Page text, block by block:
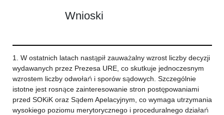
Wnioski
1. W ostatnich latach nastąpił zauważalny wzrost liczby decyzji
wydawanych przez Prezesa URE, co skutkuje jednoczesnym
wzrostem liczby odwołań i sporów sądowych. Szczególnie
istotne jest rosnące zainteresowanie stron postępowaniami
przed SOKiK oraz Sądem Apelacyjnym, co wymaga utrzymania
wysokiego poziomu merytorycznego i proceduralnego działań